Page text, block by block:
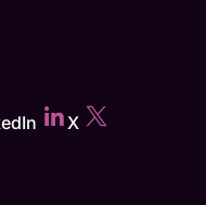
X